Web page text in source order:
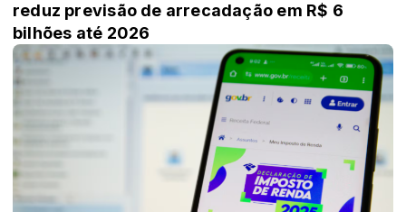
reduz previsão de arrecadação em R$ 6
bilhões até 2026